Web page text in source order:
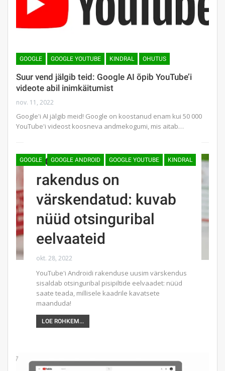
GOOGLE GOOGLE YOUTUBE KINDRAL OHUTUS
Suur vend jälgib teid: Google AI õpib YouTube’i
videote abil inimkäitumist
nov. 11, 2022
Google'i AI jälgib meid! Google on koostanud enam kui 50 000
YouTube'i videost koosneva andmekogumi, mis aitab…
GOOGLE GOOGLE ANDROID GOOGLE YOUTUBE KINDRAL
YouTube’i Androidi
rakendus on
värskendatud: kuvab
nüüd otsinguribal
eelvaateid
okt. 28, 2022
YouTube'i Androidi rakenduse uusim värskendus
sisaldab otsinguribal pisipiltide eelvaadet: nüüd
saate teada, millisele kaadrile kavatsete
maanduda!
LOE ROHKEM...